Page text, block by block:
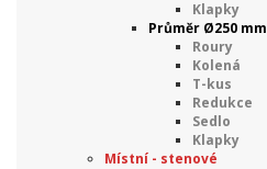
Klapky
Průměr Ø250 mm
Roury
Kolená
T-kus
Redukce
Sedlo
Klapky
Místní - stenové